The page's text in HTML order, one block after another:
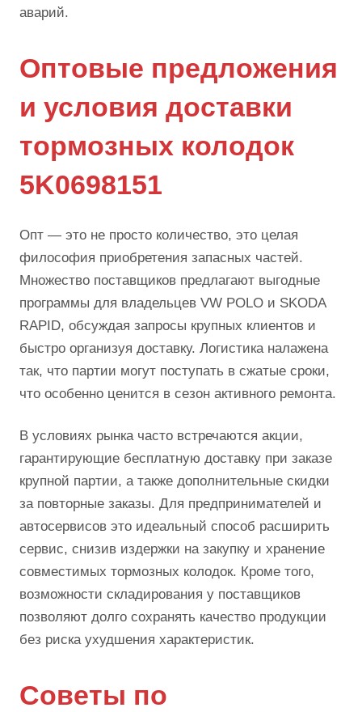
аварий.
Оптовые предложения
и условия доставки
тормозных колодок
5K0698151
Опт — это не просто количество, это целая
философия приобретения запасных частей.
Множество поставщиков предлагают выгодные
программы для владельцев VW POLO и SKODA
RAPID, обсуждая запросы крупных клиентов и
быстро организуя доставку. Логистика налажена
так, что партии могут поступать в сжатые сроки,
что особенно ценится в сезон активного ремонта.
В условиях рынка часто встречаются акции,
гарантирующие бесплатную доставку при заказе
крупной партии, а также дополнительные скидки
за повторные заказы. Для предпринимателей и
автосервисов это идеальный способ расширить
сервис, снизив издержки на закупку и хранение
совместимых тормозных колодок. Кроме того,
возможности складирования у поставщиков
позволяют долго сохранять качество продукции
без риска ухудшения характеристик.
Советы по